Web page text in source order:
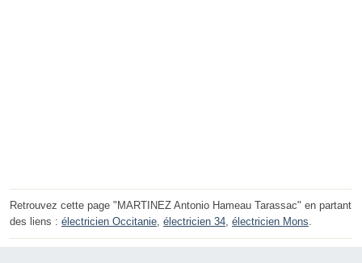
Retrouvez cette page "MARTINEZ Antonio Hameau Tarassac" en partant
des liens : électricien Occitanie électricien 34 électricien Mons